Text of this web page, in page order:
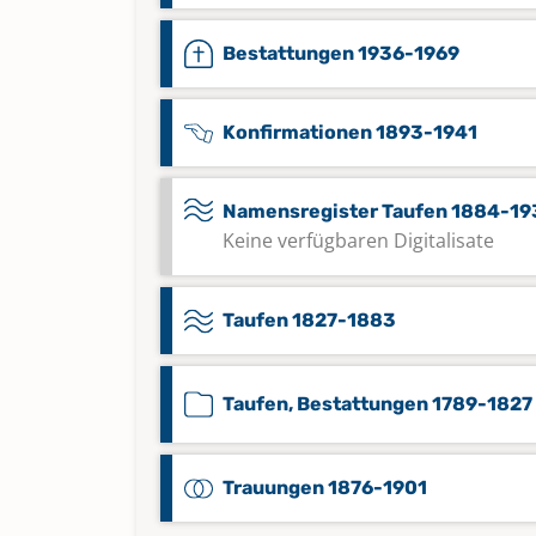
Bestattungen 1936-1969
Konfirmationen 1893-1941
Namensregister Taufen 1884-
Keine verfügbaren Digitalisate
Taufen 1827-1883
Taufen, Bestattungen 1789-1827
Trauungen 1876-1901